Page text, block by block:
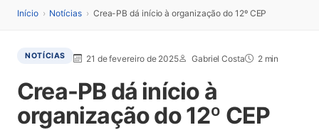
Início › Notícias › Crea-PB dá início à organização do 12º CEP
NOTÍCIAS 21 de fevereiro de 2025 Gabriel Costa 2 min
Crea-PB dá início à
organização do 12º CEP